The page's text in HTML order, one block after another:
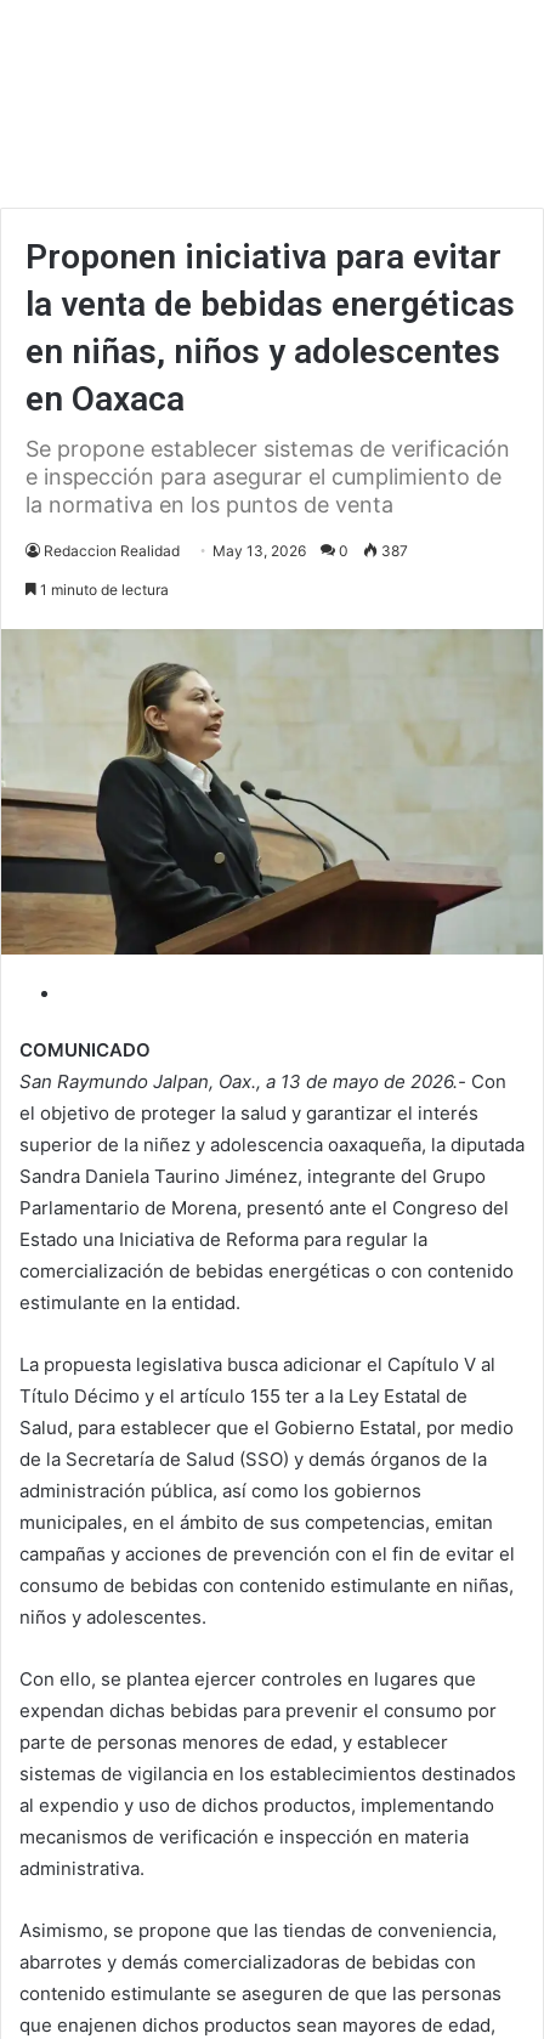
Proponen iniciativa para evitar
la venta de bebidas energéticas
en niñas, niños y adolescentes
en Oaxaca
Se propone establecer sistemas de verificación
e inspección para asegurar el cumplimiento de
la normativa en los puntos de venta
Redaccion Realidad May 13, 2026 0 387
1 minuto de lectura
COMUNICADO
San Raymundo Jalpan, Oax., a 13 de mayo de 2026.- Con
el objetivo de proteger la salud y garantizar el interés
superior de la niñez y adolescencia oaxaqueña, la diputada
Sandra Daniela Taurino Jiménez, integrante del Grupo
Parlamentario de Morena, presentó ante el Congreso del
Estado una Iniciativa de Reforma para regular la
comercialización de bebidas energéticas o con contenido
estimulante en la entidad.
La propuesta legislativa busca adicionar el Capítulo V al
Título Décimo y el artículo 155 ter a la Ley Estatal de
Salud, para establecer que el Gobierno Estatal, por medio
de la Secretaría de Salud (SSO) y demás órganos de la
administración pública, así como los gobiernos
municipales, en el ámbito de sus competencias, emitan
campañas y acciones de prevención con el fin de evitar el
consumo de bebidas con contenido estimulante en niñas,
niños y adolescentes.
Con ello, se plantea ejercer controles en lugares que
expendan dichas bebidas para prevenir el consumo por
parte de personas menores de edad, y establecer
sistemas de vigilancia en los establecimientos destinados
al expendio y uso de dichos productos, implementando
mecanismos de verificación e inspección en materia
administrativa.
Asimismo, se propone que las tiendas de conveniencia,
abarrotes y demás comercializadoras de bebidas con
contenido estimulante se aseguren de que las personas
que enajenen dichos productos sean mayores de edad,